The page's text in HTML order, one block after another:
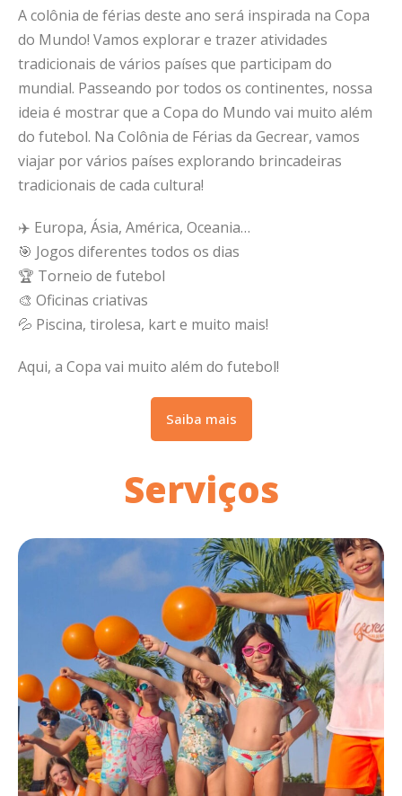
A colônia de férias deste ano será inspirada na Copa
do Mundo! Vamos explorar e trazer atividades
tradicionais de vários países que participam do
mundial. Passeando por todos os continentes, nossa
ideia é mostrar que a Copa do Mundo vai muito além
do futebol. Na Colônia de Férias da Gecrear, vamos
viajar por vários países explorando brincadeiras
tradicionais de cada cultura!
✈️ Europa, Ásia, América, Oceania…
🎯 Jogos diferentes todos os dias
🏆 Torneio de futebol
🎨 Oficinas criativas
💦 Piscina, tirolesa, kart e muito mais!
Aqui, a Copa vai muito além do futebol!
Saiba mais
Serviços